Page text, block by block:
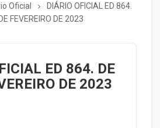
Oficial
DIÁRIO OFICIAL ED 864.
FEVEREIRO DE 2023
ED 864. DE
DE 2023